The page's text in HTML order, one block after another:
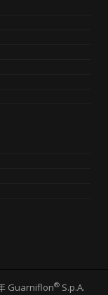
Guarniflon® S.p.A.